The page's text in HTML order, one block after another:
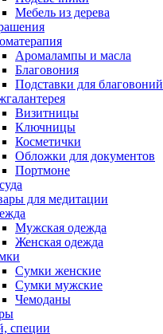
Мебель из дерева
Аромалампы и масла
Благовония
Подставки для благовоний
Визитницы
Ключницы
Косметички
Обложки для документов
Портмоне
для медитации
Мужская одежда
Женская одежда
Сумки женские
Сумки мужские
Чемоданы
специи